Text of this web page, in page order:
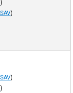
)
)
)
)